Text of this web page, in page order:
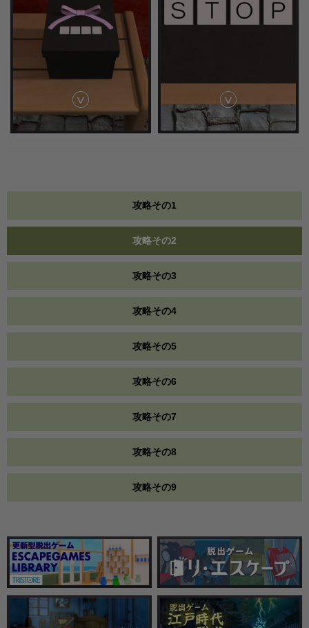
攻略その1
攻略その2
攻略その3
攻略その4
攻略その5
攻略その6
攻略その7
攻略その8
攻略その9